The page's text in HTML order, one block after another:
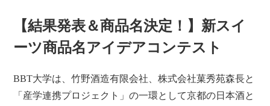
【結果発表＆商品名決定！】新スイ
ーツ商品名アイデアコンテスト
BBT大学は、竹野酒造有限会社、株式会社菓秀苑森長と
「産学連携プロジェクト」の一環として京都の日本酒と